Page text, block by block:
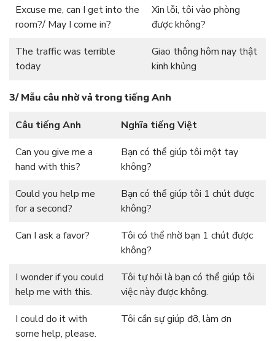
Excuse me, can I get into the
room?/ May I come in?
Xin lỗi, tôi vào phòng
được không?
The traffic was terrible
today
Giao thông hôm nay thật
kinh khủng
3/ Mẫu câu nhờ vả trong tiếng Anh
Câu tiếng Anh
Nghĩa tiếng Việt
Can you give me a
hand with this?
Bạn có thể giúp tôi một tay
không?
Could you help me
for a second?
Bạn có thể giúp tôi 1 chút được
không?
Can I ask a favor?
Tôi có thể nhờ bạn 1 chút được
không?
I wonder if you could
help me with this.
Tôi tự hỏi là bạn có thể giúp tôi
việc này được không.
I could do it with
some help, please.
Tôi cần sự giúp đỡ, làm ơn